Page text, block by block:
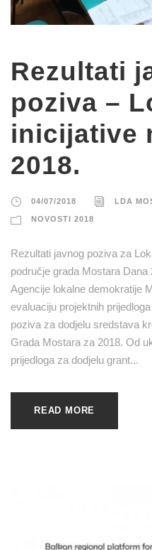
Rezultati
poziva –
inicijative
2018.
04/07/2018 LDA
NOVOSTI 2018
Rezultati javnog poziva za
područje grada Mostara
Agencije lokalne demokratije
evaluaciju projektnih
poziva za dodjelu sredstava
Grada Mostara za 2018. Od
prijedloga za dodjelu grant...
READ MORE